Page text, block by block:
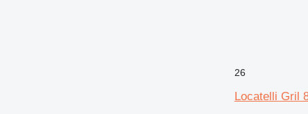
26
Locatelli Gril